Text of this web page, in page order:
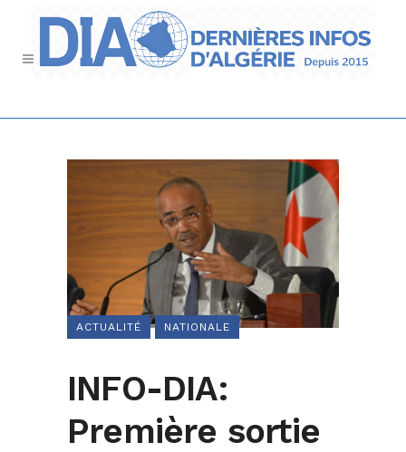
ACTUALITÉ NATIONALE
INFO-DIA:
Première sortie